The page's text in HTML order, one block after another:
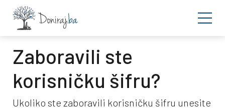
Zaboravili ste
korisničku šifru?
Ukoliko ste zaboravili korisničku šifru unesite